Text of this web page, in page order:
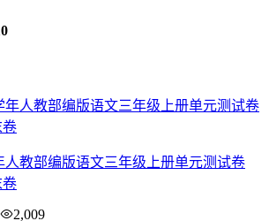
人教部编版语文三年级上册单元测试卷
卷
2,009